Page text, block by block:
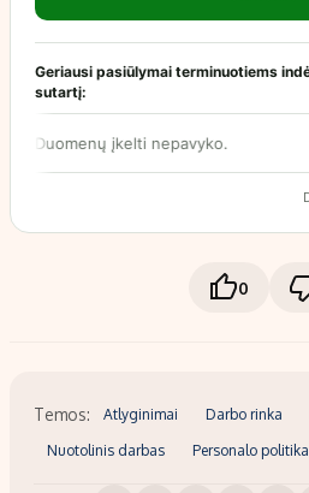
0
Temos: Atlyginimai Darbo rinka
Nuotolinis darbas Personalo politika